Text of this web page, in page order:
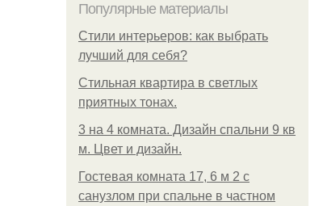
Популярные материалы
Стили интерьеров: как выбрать
лучший для себя?
Стильная квартира в светлых
приятных тонах.
3 на 4 комната. Дизайн спальни 9 кв
м. Цвет и дизайн.
Гостевая комната 17, 6 м 2 с
санузлом при спальне в частном